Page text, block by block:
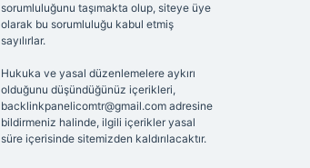
sorumluluğunu taşımakta olup, siteye üye
olarak bu sorumluluğu kabul etmiş
sayılırlar.
Hukuka ve yasal düzenlemelere aykırı
olduğunu düşündüğünüz içerikleri,
backlinkpanelicomtr@gmail.comadresine
bildirmeniz halinde, ilgili içerikler yasal
süre içerisinde sitemizden kaldırılacaktır.